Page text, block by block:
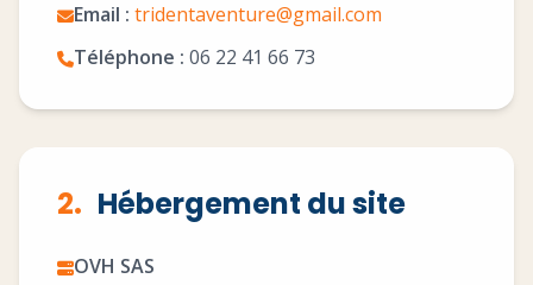
Email : tridentaventure@gmail.com
Téléphone : 06 22 41 66 73
2. Hébergement du site
OVH SAS